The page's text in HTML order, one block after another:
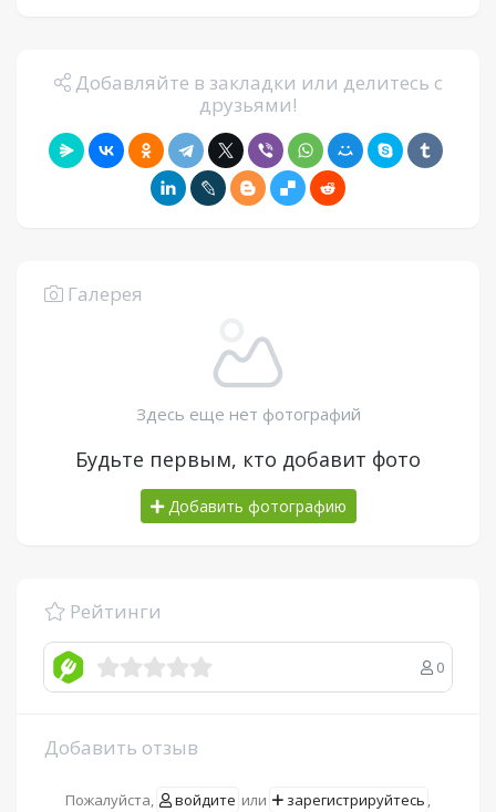
Добавляйте в закладки или делитесь с
друзьями!
Галерея
Здесь еще нет фотографий
Будьте первым, кто добавит фото
Добавить фотографию
Рейтинги
0
Добавить отзыв
Пожалуйста, войдите или зарегистрируйтесь ,